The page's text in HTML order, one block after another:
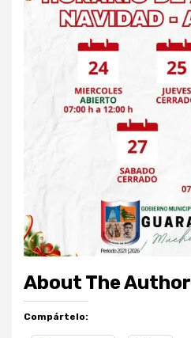
About The Author
Compártelo: